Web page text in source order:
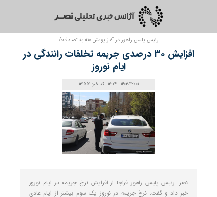
رئیس پلیس راهور در آغاز پویش «نه به تصادف»/
افزایش ۳۰ درصدی جریمه تخلفات رانندگی در
ایام نوروز
1403/12/01 - 12:04 - کد خبر: 131551
نصر: رئیس پلیس راهور فراجا از افزایش نرخ جریمه در ایام نوروز
خبر داد ‌و گفت: نرخ جریمه در نوروز یک سوم بیشتر از ایام عادی